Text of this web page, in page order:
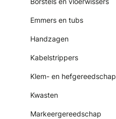
Emmers en tubs
Handzagen
Kabelstrippers
Klem- en hefgereedschap
Kwasten
Markeergereedschap